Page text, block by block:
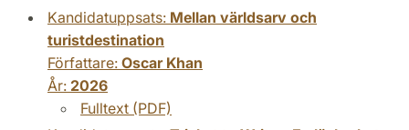
Kandidatuppsats: Mellan världsarv och
turistdestination
Författare: Oscar Khan
År: 2026
Fulltext (PDF)